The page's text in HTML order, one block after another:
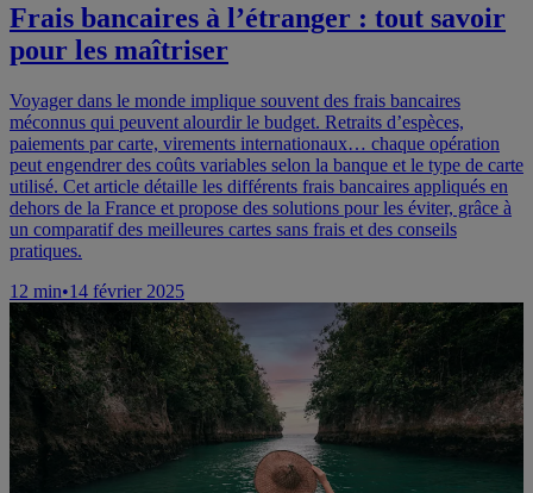
Frais bancaires à l’étranger : tout savoir
pour les maîtriser
Voyager dans le monde implique souvent des frais bancaires
méconnus qui peuvent alourdir le budget. Retraits d’espèces,
paiements par carte, virements internationaux… chaque opération
peut engendrer des coûts variables selon la banque et le type de carte
utilisé. Cet article détaille les différents frais bancaires appliqués en
dehors de la France et propose des solutions pour les éviter, grâce à
un comparatif des meilleures cartes sans frais et des conseils
pratiques.
12 min•14 février 2025